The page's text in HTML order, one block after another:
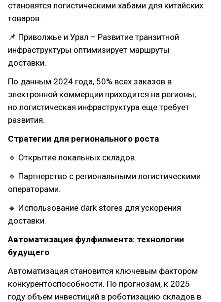
становятся логистическими хабами для китайских
товаров.
📌 Приволжье и Урал – Развитие транзитной
инфраструктуры оптимизирует маршруты
доставки.
По данным 2024 года, 50% всех заказов в
электронной коммерции приходится на регионы,
но логистическая инфраструктура еще требует
развития.
Стратегии для регионального роста
🔹 Открытие локальных складов.
🔹 Партнерство с региональными логистическими
операторами.
🔹 Использование dark stores для ускорения
доставки.
Автоматизация фулфилмента: технологии
будущего
Автоматизация становится ключевым фактором
конкурентоспособности. По прогнозам, к 2025
году объем инвестиций в роботизацию складов в